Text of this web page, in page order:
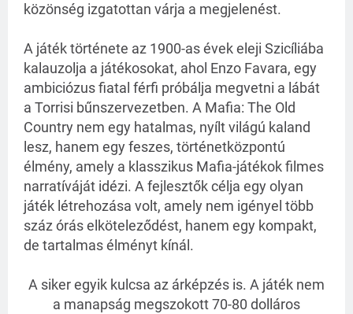
közönség izgatottan várja a megjelenést.
A játék története az 1900-as évek eleji Szicíliába
kalauzolja a játékosokat, ahol Enzo Favara, egy
ambiciózus fiatal férfi próbálja megvetni a lábát
a Torrisi bűnszervezetben. A Mafia: The Old
Country nem egy hatalmas, nyílt világú kaland
lesz, hanem egy feszes, történetközpontú
élmény, amely a klasszikus Mafia-játékok filmes
narratíváját idézi. A fejlesztők célja egy olyan
játék létrehozása volt, amely nem igényel több
száz órás elköteleződést, hanem egy kompakt,
de tartalmas élményt kínál.
A siker egyik kulcsa az árképzés is. A játék nem
a manapság megszokott 70-80 dolláros